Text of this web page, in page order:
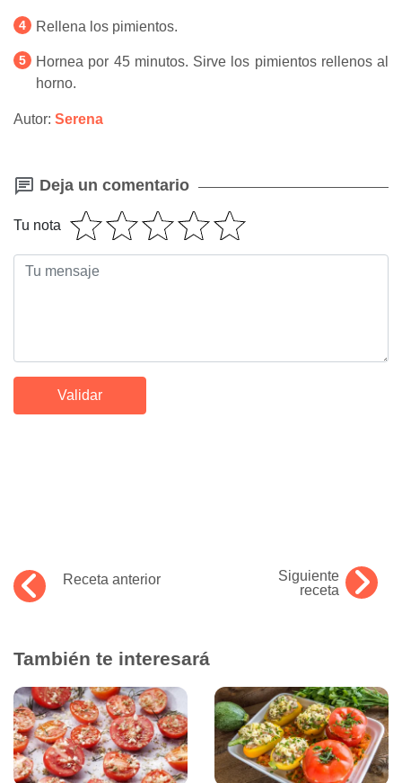
Rellena los pimientos.
Hornea por 45 minutos. Sirve los pimientos rellenos al
horno.
Autor: Serena
Deja un comentario
Tu nota
Receta anterior
Siguiente
receta
También te interesará